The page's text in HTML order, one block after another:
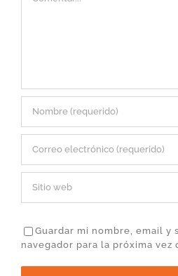
Guardar mi nombre, email y
navegador para la próxima vez